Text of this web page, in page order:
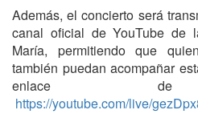
Además, el concierto será
canal oficial de YouTube de
María, permitiendo que
también puedan acompañar
enlace de
https://youtube.com/live/